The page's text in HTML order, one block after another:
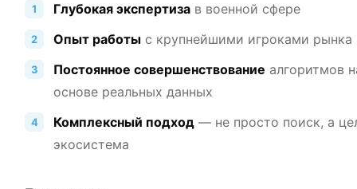
Глубокая экспертиза в военной сфере
Опыт работы с крупнейшими игроками рынка
Постоянное совершенствование алгоритмов
основе реальных данных
Комплексный подход — не просто поиск, а
экосистема